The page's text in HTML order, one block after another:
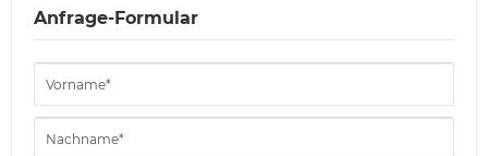
Anfrage-Formular